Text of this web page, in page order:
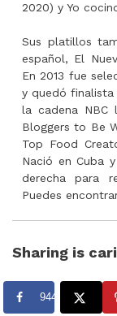
2020) y Yo
Sus platillos
español, El
En 2013 fue
y quedó finalista
la cadena
Bloggers to Be
Top Food
Nació en Cuba
derecha para
Puedes
Sharing is
944